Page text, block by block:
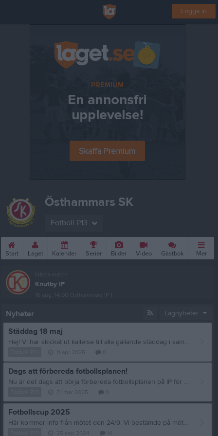
Logga in
Östhammars SK
Fotboll P13
Start Laget Kalender Serier Bilder Video Gästbok Mer
Knutby IF
Nyheter Lagnyheter
Städdag 18 maj
Hej! Vi har skickat ut kallelse till alla gällande städdag i samarbete med ICA. Mer info finns i kallelsen. Vi kommer få städmaterial och T-shirts skickat till oss. Vi ledare vill att alla deltar på detta då pengarna kommer gå till lagkassan och Leksand cupen i juni. Vi kommer även att behöva göra en försäljning till för att pengarna ska räcka till. Mer info kommer. Mvh Ledarna
Dags att förbereda fotbollsplanen!
Nu är det dags att börja förbereda fotbollsplanen på IP för kommande säsong! Vi behöver hjälp med att kratta planen för att sen kunna lägga på duken så gräset kan börja växa. Varmt välkommen med din kratta till IP imorgon tisdag 1 april kl.17.00! (inget aprilskämt) Ju fler som kan tänka sig att hjälpa till desto lättare och snabbare går det Tack! Mvh Fotbollssektionen
Fotbollscup 2025
Här kommer info från mötet den 24/9. Vi bestämde på mötet att laget ska vara med på Leksands fotbollscup den 13-15/6 2025, se info här https://www.procup.se/cup/cupstartgeneric900_skin01.php?ev=37004&lang=SVE Anmälan till cupen öppnar i början på oktober. Eftersom den är populär behöver anmälan göras redan då för att säkra en plats. Priset är 1500-1800 kr per spelare beroende på val av boende. Detta inkluderar alla måltider och inträde på Leksand sommarland en dag. Lagkassan kommer stå för den största delen av kostnaden men alla deltagare kommer få stå för en egenkostnad på max 500 kr. Fyra ledare/vuxna per lag får bo med laget så det innebär att andra föräldrar/familjer som vill följa med får boka boende själva. Arrangören meddelade att boenden i och kring Leksand brukar bli uppbokat tidigt för de dagar som cupen är. Vi vill redan nu göra en intressekoll bland spelarna om hur intresset ser ut för att delta på cupen. Därför ber vi alla spelare kommentera detta inlägg med "vill delta" eller "deltar inte". Om ni känner er tveksamma kan ni skriva "eventuellt" men det är bra om så många som möjligt svarar med något av de två första alternativen. Det var allt för nu med förhoppning om stort intresse